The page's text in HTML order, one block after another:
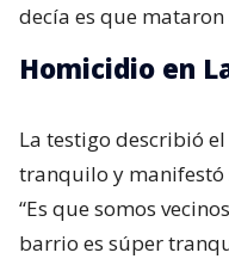
decía es que mataron
Homicidio en
La testigo describió
tranquilo y manifestó
“Es que somos
barrio es súper